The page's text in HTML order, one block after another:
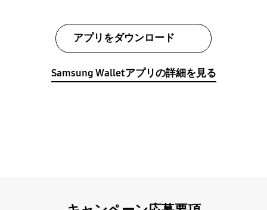
アプリをダウンロード
Samsung Walletアプリの詳細を見る